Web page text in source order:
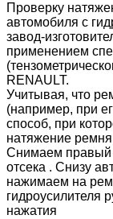
Проверку
автомобиля с
завод-
применением
RENAULT.
Учитывая, что
(например, при
способ, при
натяжение
Снимаем правый
отсека . Снизу
нажимаем на
гидроусилителя
нажатия